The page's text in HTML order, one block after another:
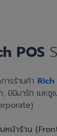
POS
ารร้านค้า Rich
มินิมาร์ท และซู
หน้าร้าน